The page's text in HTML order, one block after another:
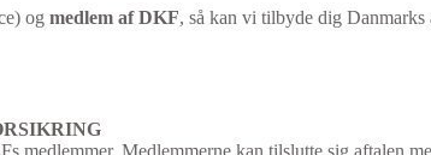
og medlem af DKF, så kan vi tilbyde dig Danmarks
medlemmer. Medlemmerne kan tilslutte sig aftalen